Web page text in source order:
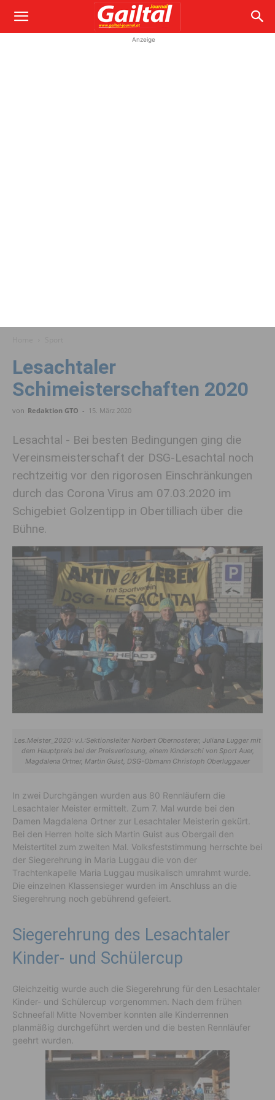
Anzeige
Lesachtaler
Schimeisterschaften 2020
von Redaktion GTO - 15. März 2020
Lesachtal - Bei besten Bedingungen ging die
Vereinsmeisterschaft der DSG-Lesachtal noch
rechtzeitig vor den rigorosen Einschränkungen
durch das Corona Virus am 07.03.2020 im
Schigebiet Golzentipp in Obertilliach über die
Bühne.
Les.Meister_2020: v.l.:Sektionsleiter Norbert Obernosterer, Juliana Lugger mit
dem Hauptpreis bei der Preisverlosung, einem Kinderschi von Sport Auer,
Magdalena Ortner, Martin Guist, DSG-Obmann Christoph Oberluggauer
In zwei Durchgängen wurden aus 80 Rennläufern die
Lesachtaler Meister ermittelt. Zum 7. Mal wurde bei den
Damen Magdalena Ortner zur Lesachtaler Meisterin gekürt.
Bei den Herren holte sich Martin Guist aus Obergail den
Meistertitel zum zweiten Mal. Volksfeststimmung herrschte bei
der Siegerehrung in Maria Luggau die von der
Trachtenkapelle Maria Luggau musikalisch umrahmt wurde.
Die einzelnen Klassensieger wurden im Anschluss an die
Siegerehrung noch gebührend gefeiert.
Siegerehrung des Lesachtaler
Kinder- und Schülercup
Gleichzeitig wurde auch die Siegerehrung für den Lesachtaler
Kinder- und Schülercup vorgenommen. Nach dem frühen
Schneefall Mitte November konnten alle Kinderrennen
planmäßig durchgeführt werden und die besten Rennläufer
geehrt wurden.